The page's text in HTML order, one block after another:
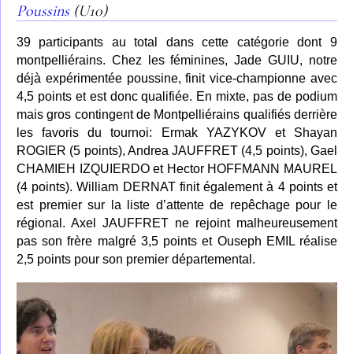
Poussins(U10)
39 participants au total dans cette catégorie dont 9
montpelliérains. Chez les féminines, Jade GUIU, notre
déjà expérimentée poussine, finit vice-championne avec
4,5 points et est donc qualifiée. En mixte, pas de podium
mais gros contingent de Montpelliérains qualifiés derrière
les favoris du tournoi: Ermak YAZYKOV et Shayan
ROGIER (5 points), Andrea JAUFFRET (4,5 points), Gael
CHAMIEH IZQUIERDO et Hector HOFFMANN MAUREL
(4 points). William DERNAT finit également à 4 points et
est premier sur la liste d’attente de repêchage pour le
régional. Axel JAUFFRET ne rejoint malheureusement
pas son frère malgré 3,5 points et Ouseph EMIL réalise
2,5 points pour son premier départemental.